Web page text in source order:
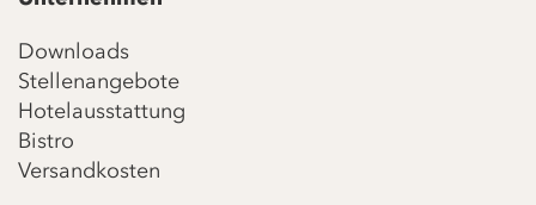
Downloads
Stellenangebote
Hotelausstattung
Bistro
Versandkosten